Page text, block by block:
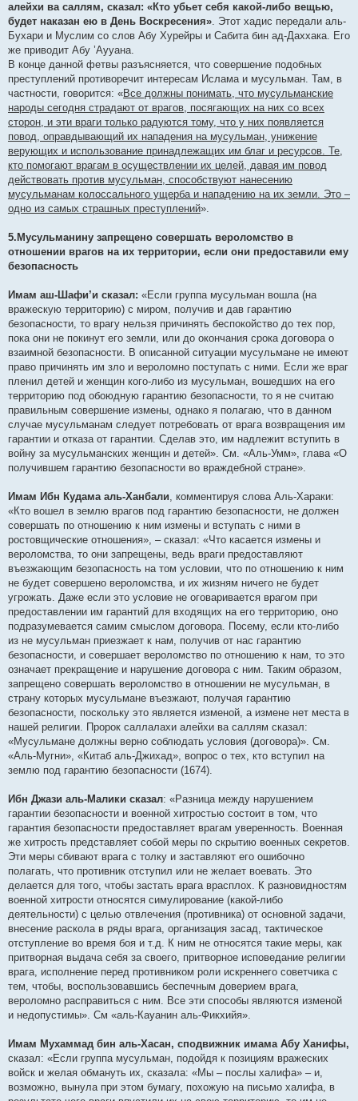
алейхи ва саллям, сказал: «Кто убьет себя какой-либо вещью,
будет наказан ею в День Воскресения». Этот хадис передали аль-
Бухари и Муслим со слов Абу Хурейры и Сабита бин ад-Даххака. Его
же приводит Абу ’Аууана.
В конце данной фетвы разъясняется, что совершение подобных
преступлений противоречит интересам Ислама и мусульман. Там, в
частности, говорится: «Все должны понимать, что мусульманские
народы сегодня страдают от врагов, посягающих на них со всех
сторон, и эти враги только радуются тому, что у них появляется
повод, оправдывающий их нападения на мусульман, унижение
верующих и использование принадлежащих им благ и ресурсов. Те,
кто помогают врагам в осуществлении их целей, давая им повод
действовать против мусульман, способствуют нанесению
мусульманам колоссального ущерба и нападению на их земли. Это –
одно из самых страшных преступлений».
5.Мусульманину запрещено совершать вероломство в
отношении врагов на их территории, если они предоставили ему
безопасность
Имам аш-Шафи’и сказал: «Если группа мусульман вошла (на
вражескую территорию) с миром, получив и дав гарантию
безопасности, то врагу нельзя причинять беспокойство до тех пор,
пока они не покинут его земли, или до окончания срока договора о
взаимной безопасности. В описанной ситуации мусульмане не имеют
право причинять им зло и вероломно поступать с ними. Если же враг
пленил детей и женщин кого-либо из мусульман, вошедших на его
территорию под обоюдную гарантию безопасности, то я не считаю
правильным совершение измены, однако я полагаю, что в данном
случае мусульманам следует потребовать от врага возвращения им
гарантии и отказа от гарантии. Сделав это, им надлежит вступить в
войну за мусульманских женщин и детей». См. «Аль-Умм», глава «О
получившем гарантию безопасности во враждебной стране».
Имам Ибн Кудама аль-Ханбали, комментируя слова Аль-Хараки:
«Кто вошел в землю врагов под гарантию безопасности, не должен
совершать по отношению к ним измены и вступать с ними в
ростовщические отношения», – сказал: «Что касается измены и
вероломства, то они запрещены, ведь враги предоставляют
въезжающим безопасность на том условии, что по отношению к ним
не будет совершено вероломства, и их жизням ничего не будет
угрожать. Даже если это условие не оговаривается врагом при
предоставлении им гарантий для входящих на его территорию, оно
подразумевается самим смыслом договора. Посему, если кто-либо
из не мусульман приезжает к нам, получив от нас гарантию
безопасности, и совершает вероломство по отношению к нам, то это
означает прекращение и нарушение договора с ним. Таким образом,
запрещено совершать вероломство в отношении не мусульман, в
страну которых мусульмане въезжают, получая гарантию
безопасности, поскольку это является изменой, а измене нет места в
нашей религии. Пророк саллалахи алейхи ва саллям сказал:
«Мусульмане должны верно соблюдать условия (договора)». См.
«Аль-Мугни», «Китаб аль-Джихад», вопрос о тех, кто вступил на
землю под гарантию безопасности (1674).
Ибн Джази аль-Малики сказал: «Разница между нарушением
гарантии безопасности и военной хитростью состоит в том, что
гарантия безопасности предоставляет врагам уверенность. Военная
же хитрость представляет собой меры по скрытию военных секретов.
Эти меры сбивают врага с толку и заставляют его ошибочно
полагать, что противник отступил или не желает воевать. Это
делается для того, чтобы застать врага врасплох. К разновидностям
военной хитрости относятся симулирование (какой-либо
деятельности) с целью отвлечения (противника) от основной задачи,
внесение раскола в ряды врага, организация засад, тактическое
отступление во время боя и т.д. К ним не относятся такие меры, как
притворная выдача себя за своего, притворное исповедание религии
врага, исполнение перед противником роли искреннего советчика с
тем, чтобы, воспользовавшись беспечным доверием врага,
вероломно расправиться с ним. Все эти способы являются изменой
и недопустимы». См «аль-Кауанин аль-Фикхийя».
Имам Мухаммад бин аль-Хасан, сподвижник имама Абу Ханифы,
сказал: «Если группа мусульман, подойдя к позициям вражеских
войск и желая обмануть их, сказала: «Мы – послы халифа» – и,
возможно, вынула при этом бумагу, похожую на письмо халифа, в